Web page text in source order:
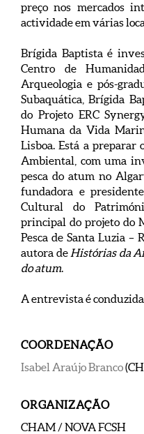
preço nos mercados
actividade em várias
Brígida Baptista é
Centro de
Arqueologia e pós-
Subaquática, Brígida
do Projeto ERC
Humana da Vida
Lisboa. Está a
Ambiental, com uma
pesca do atum no
fundadora e
Cultural do
principal do projeto do
Pesca de Santa Luzia –
autora de Histórias da
do atum.
A entrevista é
COORDENAÇÃO
Isabel Araújo Branco
ORGANIZAÇÃO
CHAM / NOVA FCSH